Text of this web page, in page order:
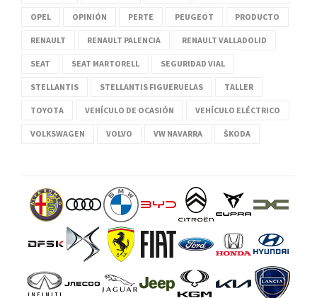
OPEL OPINIÓN PERTE PEUGEOT PRODUCTO
RENAULT RENAULT PALENCIA RENAULT VALLADOLID
SEAT SEAT MARTORELL SEGURIDAD VIAL
STELLANTIS STELLANTIS FIGUERUELAS TALLER
TOYOTA VEHÍCULO DE OCASIÓN VEHÍCULO ELÉCTRICO
VOLKSWAGEN VOLVO VW NAVARRA ŠKODA